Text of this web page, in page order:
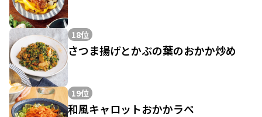
18位
さつま揚げとかぶの葉のおかか炒め
19位
和風キャロットおかかラぺ